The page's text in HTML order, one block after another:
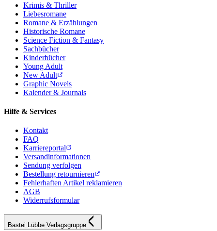
Krimis & Thriller
Liebesromane
Romane & Erzählungen
Historische Romane
Science Fiction & Fantasy
Sachbücher
Kinderbücher
Young Adult
New Adult
Graphic Novels
Kalender & Journals
Hilfe & Services
Kontakt
FAQ
Karriereportal
Versandinformationen
Sendung verfolgen
Bestellung retournieren
Fehlerhaften Artikel reklamieren
AGB
Widerrufsformular
Bastei Lübbe Verlagsgruppe